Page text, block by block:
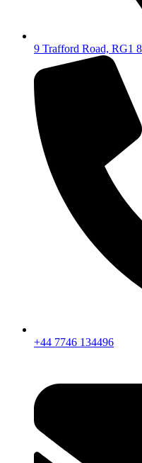
9 Trafford Road, RG1
+44 7746 134496